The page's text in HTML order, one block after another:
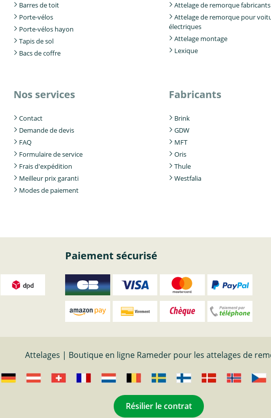
Barres de toit
Porte-vélos
Porte-vélos hayon
Tapis de sol
Bacs de coffre
Attelage de remorque fabricants
Attelage de remorque pour
électriques
Attelage montage
Lexique
Nos services
Contact
Demande de devis
FAQ
Formulaire de service
Frais d'expédition
Meilleur prix garanti
Modes de paiement
Fabricants
Brink
GDW
MFT
Oris
Thule
Westfalia
Paiement sécurisé
Attelages | Boutique en ligne Rameder pour les attelages de
Résilier le contrat